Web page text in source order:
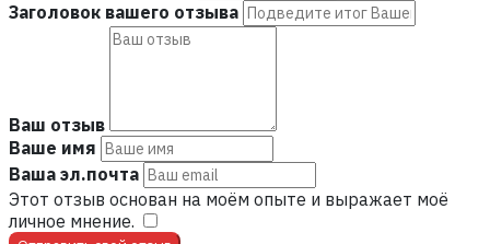
Заголовок вашего отзыва
Ваш отзыв
Ваше имя
Ваша эл.почта
Этот отзыв основан на моём опыте и выражает моё
личное мнение.